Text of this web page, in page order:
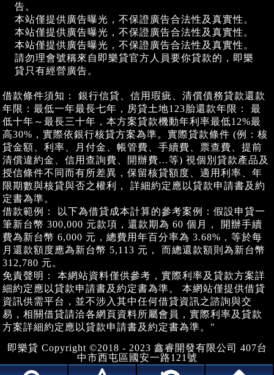
告。
本站僅提供廣告曝光，不保證廣告合法性及真實性。
本站僅提供廣告曝光，不保證廣告合法性及真實性。
本站僅提供廣告曝光，不保證廣告合法性及真實性。
請勿理會號稱來自即樂貸官方人員要你貸款的，即樂
貸只有經營廣告。
借款條件須知： 銀行信貸、信用瑕疵、清償債務貸款還款
年限：最低一年最長七年，房貸土地123胎還款年限： 最
低十年～最長三十年，本方案貸款機動年利率最低12%最
高30%，實際依銀行核貸方案為準。實際貸款條件 (例：核
貸金額、利率、月付金、帳管費、手續費、票查費、提前
清償違約金、信用查詢費、開辦費…等) 視個別貸款產品及
授信條件不同而有所差異，保留核貸額度、適用利率、年
限期數與核貸與否之權利， 詳細約定應以貸款申請書及約
定書為準。
借款範例： 以下為借貸成本計算的參考案例：假設申貸一
筆新台幣 300,000 元款項，還款期為 60 個月， 開辦手續
費為新台幣 6,000 元，總費用年百分率為 3.68%，等於每
月還款額度應為新台幣 5,113 元， 而總還款額則為新台幣
312,780 元。
免責聲明： 本網站資料僅供參考，實際利率及貸款方案詳
細約定應以貸款申請書及約定書為準。 本網站僅提供借貸
資訊供需平台，並不涉入其中任何借貸資訊之諮詢與交
易，相關借貸請洽各網頁資料所屬會員，實際利率及貸款
方案詳細約定應以貸款申請書及約定書為準。"
即樂貸 Copyright ©2018 - 2023 鑫睿開發有限公司 407台
中市西屯區國安一路121號